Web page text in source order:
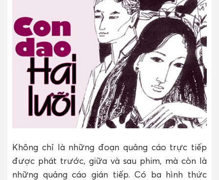
Không chỉ là những đoạn quảng cáo trực tiếp
được phát trước, giữa và sau phim, mà còn là
những quảng cáo gián tiếp. Có ba hình thức